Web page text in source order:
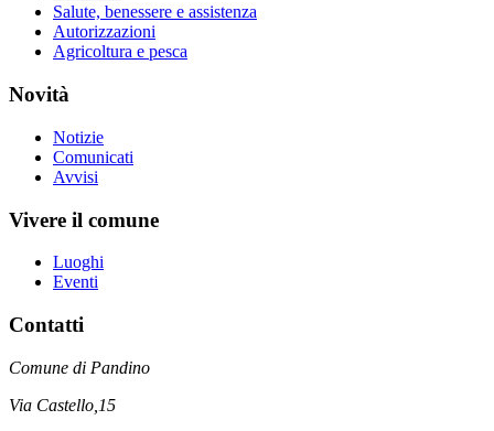
Salute, benessere e assistenza
Autorizzazioni
Agricoltura e pesca
Novità
Notizie
Comunicati
Avvisi
Vivere il comune
Luoghi
Eventi
Contatti
Comune di Pandino
Via Castello,15